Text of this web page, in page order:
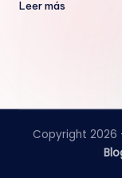
Leer más
Copyright 2026